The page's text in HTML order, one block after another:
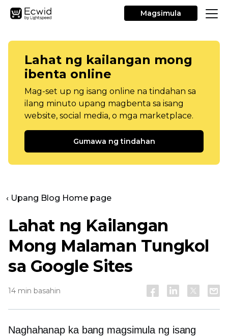
Magsimula
Lahat ng kailangan mong
ibenta online
Mag-set up ng isang online na tindahan sa
ilang minuto upang magbenta sa isang
website, social media, o mga marketplace.
Gumawa ng tindahan
‹ Upang Blog Home page
Lahat ng Kailangan
Mong Malaman Tungkol
sa Google Sites
14 min basahin
Naghahanap ka bang magsimula ng isang